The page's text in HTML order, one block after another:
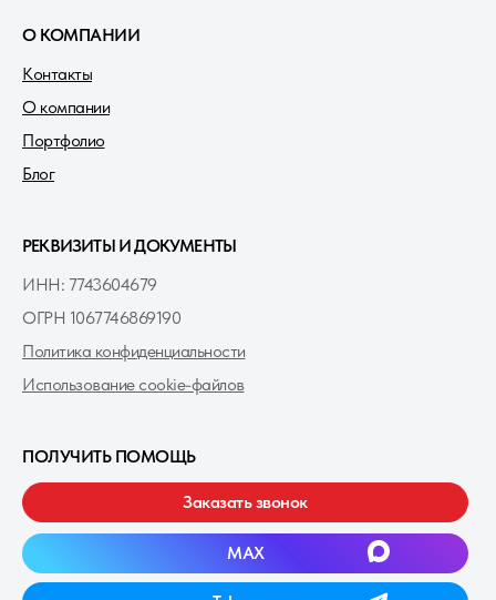
Заказать звонок
MAXㅤ
ПОЛУЧИТЬ ПОМОЩЬ
ИНН: 7743604679
О КОМПАНИИ
Портфолио
Блог
О компании
Контакты
ОГРН 1067746869190
РЕКВИЗИТЫ И ДОКУМЕНТЫ
Политика конфиденциальности
Использование cookie-файлов